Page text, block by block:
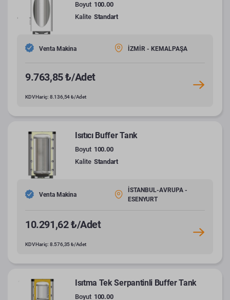
Boyut 100.00
Kalite Standart
Venta Makina İZMİR - KEMALPAŞA
9.763,85 ₺/Adet
KDV Hariç: 8.136,54 ₺/Adet
Isıtıcı Buffer Tank
Boyut 100.00
Kalite Standart
Venta Makina
İSTANBUL-AVRUPA -
ESENYURT
10.291,62 ₺/Adet
KDV Hariç: 8.576,35 ₺/Adet
Isıtma Tek Serpantinli Buffer Tank
Boyut 100.00